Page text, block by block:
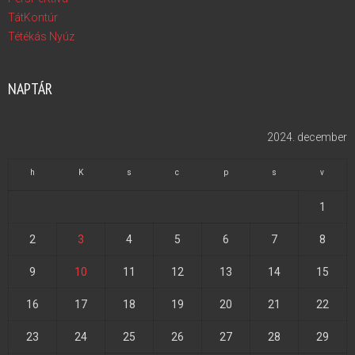
TátKontúr
Tétékás Nyúz
NAPTÁR
2024. december
h K s c p s v
1
2 3 4 5 6 7 8
9 10 11 12 13 14 15
16 17 18 19 20 21 22
23 24 25 26 27 28 29